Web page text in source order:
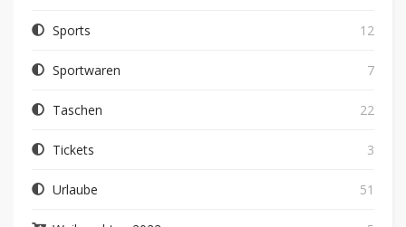
Sports 12
Sportwaren 7
Taschen 22
Tickets 3
Urlaube 51